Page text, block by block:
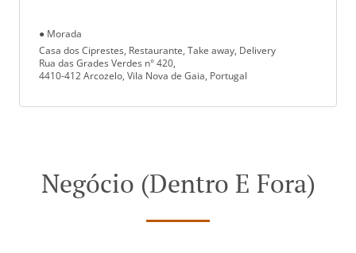
● Morada
Casa dos Ciprestes, Restaurante, Take away, Delivery
Rua das Grades Verdes n° 420,
4410-412 Arcozelo, Vila Nova de Gaia, Portugal
Negócio (Dentro E Fora)